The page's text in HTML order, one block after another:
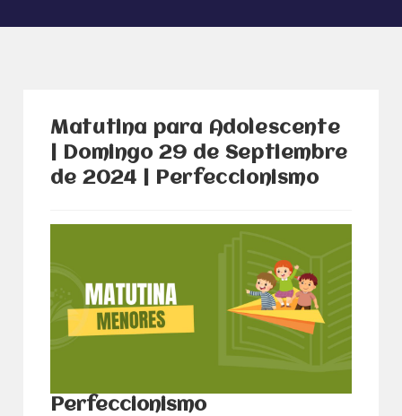
Matutina para Adolescente
| Domingo 29 de Septiembre
de 2024 | Perfeccionismo
Perfeccionismo